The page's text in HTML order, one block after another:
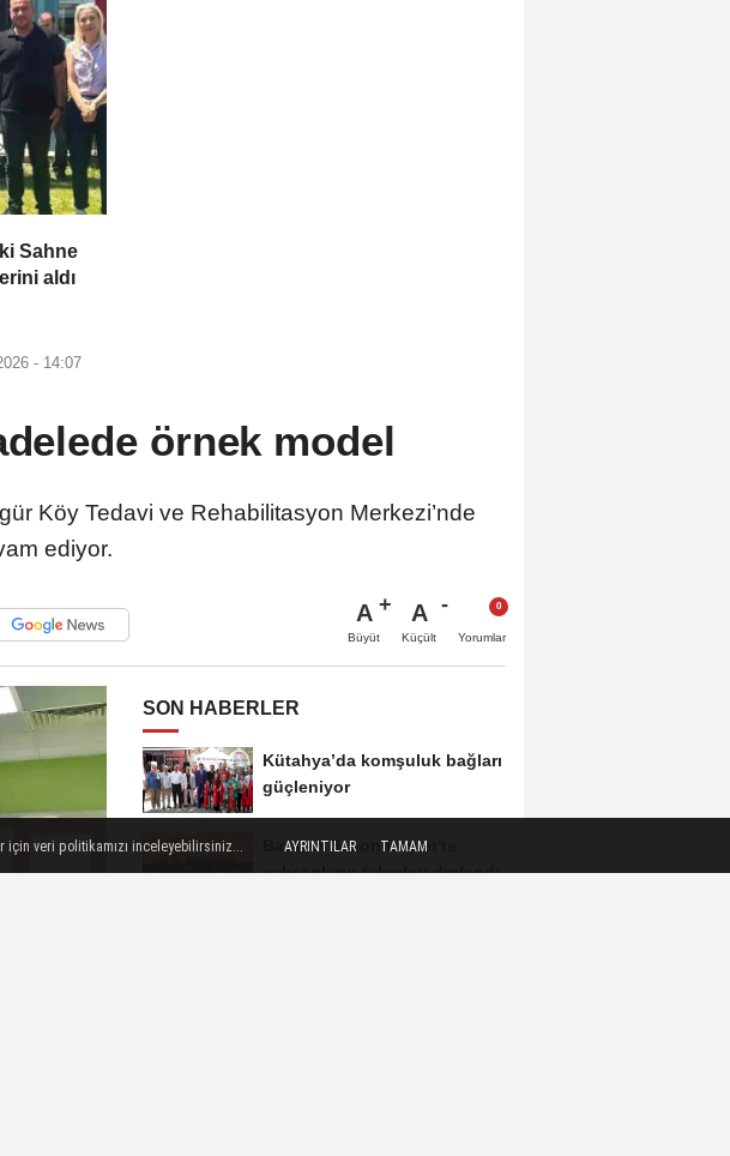
Sahne
aldı
- 14:07
örnek model
Köy Tedavi ve Rehabilitasyon Merkezi’nde
ediyor.
A
Büyüt
A
Küçült Yorumlar
SON HABERLER
Kütahya’da komşuluk bağları
güçleniyor
Batman Sason Devlet'te
çalışanların talepleri dinlendi
veri politikamızı inceleyebilirsiniz... AYRINTILAR TAMAM